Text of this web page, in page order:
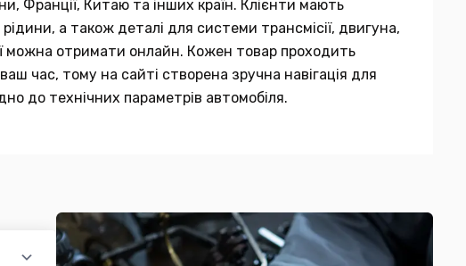
Франції, Китаю та інших країн. Клієнти мають
а також деталі для системи трансмісії, двигуна,
можна отримати онлайн. Кожен товар проходить
час, тому на сайті створена зручна навігація для
до технічних параметрів автомобіля.